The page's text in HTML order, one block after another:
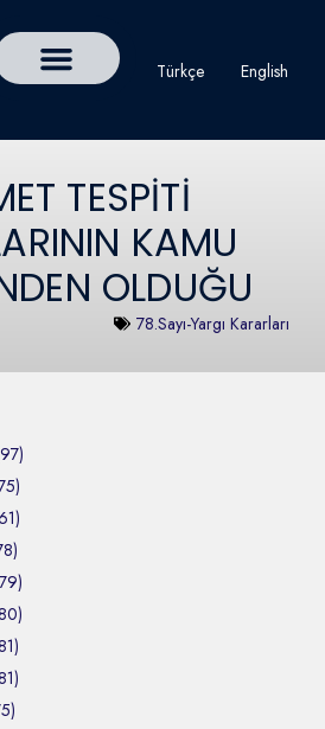
Türkçe English
TESPİTİ
KAMU
OLDUĞU
78.Sayı-Yargı Kararları